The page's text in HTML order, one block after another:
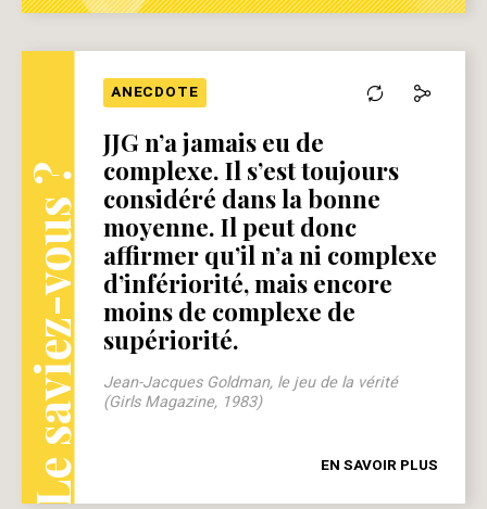
Le saviez-vous ?
ANECDOTE
JJG n’a jamais eu de
complexe. Il s’est toujours
considéré dans la bonne
moyenne. Il peut donc
affirmer qu’il n’a ni complexe
d’infériorité, mais encore
moins de complexe de
supériorité.
Jean-Jacques Goldman, le jeu de la vérité
(Girls Magazine, 1983)
EN SAVOIR PLUS